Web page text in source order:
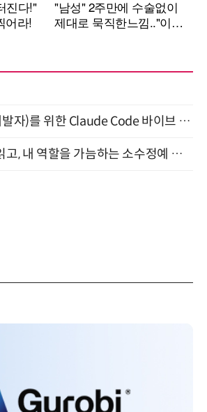
"모든 담당자(비개발자)를 위한 Claude Code 바이브 코딩 2-day 부트캠프" 9월 16~17일 개최
글로벌 트렌드를 읽고, 내 역할을 가늠하는 소수정예 실습 워크숍 (8/28)